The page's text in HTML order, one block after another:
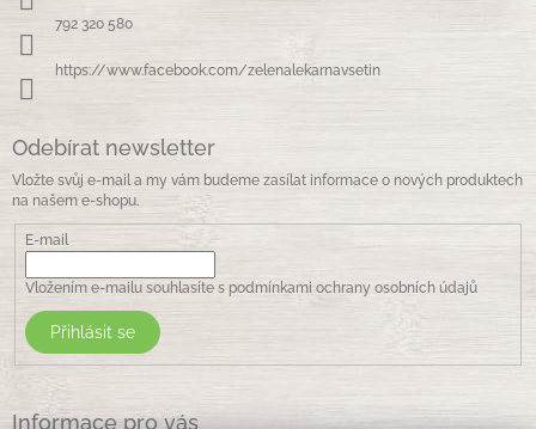
792 320 580
https://www.facebook.com/zelenalekarnavsetin
Odebírat newsletter
Vložte svůj e-mail a my vám budeme zasílat informace o nových produktech
na našem e-shopu.
E-mail
Vložením e-mailu souhlasíte s podmínkami ochrany osobních údajů
Přihlásit se
Informace pro vás